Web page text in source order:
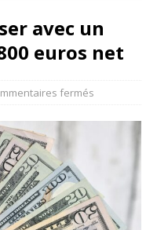
avec un
euros net
fermés